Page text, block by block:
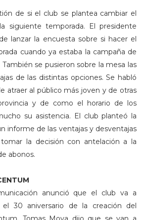
de si el club se plantea cambiar el
siguiente temporada. El presidente
lanzar la encuesta sobre si hacer el
cuando ya estaba la campaña de
se pusieron sobre la mesa las
de las distintas opciones. Se habló
atraer al público más joven y de otras
y de como el horario de los
su asistencia. El club planteó la
informe de las ventajas y desventajas
la decisión con antelación a la
abonos.
anunció que el club va a
el 30 aniversario de la creación del